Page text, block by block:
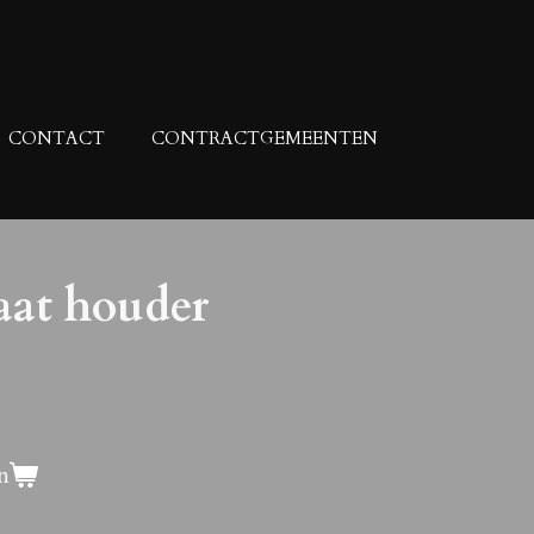
CONTACT CONTRACTGEMEENTEN
houder